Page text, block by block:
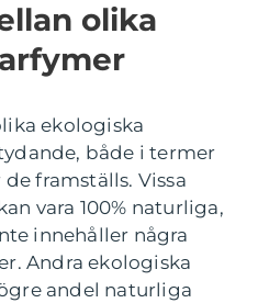
olika
ekologiska
både i termer
framställs. Vissa
vara 100% naturliga,
innehåller några
Andra ekologiska
andel naturliga